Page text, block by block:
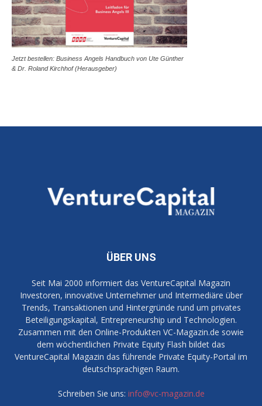
Jetzt bestellen: Business Angels Handbuch von Ute Günther
& Dr. Roland Kirchhof (Herausgeber)
ÜBER UNS
Seit Mai 2000 informiert das VentureCapital Magazin
Investoren, innovative Unternehmer und Intermediäre über
Trends, Transaktionen und Hintergründe rund um privates
Beteiligungskapital, Entrepreneurship und Technologien.
Zusammen mit den Online-Produkten VC-Magazin.de sowie
dem wöchentlichen Private Equity Flash bildet das
VentureCapital Magazin das führende Private Equity-Portal im
deutschsprachigen Raum.
Schreiben Sie uns: info@vc-magazin.de